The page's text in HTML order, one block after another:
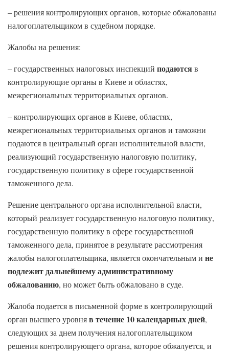
– решения контролирующих органов, которые обжалованы
налогоплательщиком в судебном порядке.
Жалобы на решения:
– государственных налоговых инспекций подаютсяв
контролирующие органы в Киеве и областях,
межрегиональных территориальных органов.
– контролирующих органов в Киеве, областях,
межрегиональных территориальных органов и таможни
подаются в центральный орган исполнительной власти,
реализующий государственную налоговую политику,
государственную политику в сфере государственной
таможенного дела.
Решение центрального органа исполнительной власти,
который реализует государственную налоговую политику,
государственную политику в сфере государственной
таможенного дела, принятое в результате рассмотрения
жалобы налогоплательщика, является окончательным и не
подлежит дальнейшему административному
обжалованию, но может быть обжаловано в суде.
Жалоба подается в письменной форме в контролирующий
орган высшего уровняв течение 10 календарных дней,
следующих за днем получения налогоплательщиком
решения контролирующего органа, которое обжалуется, и